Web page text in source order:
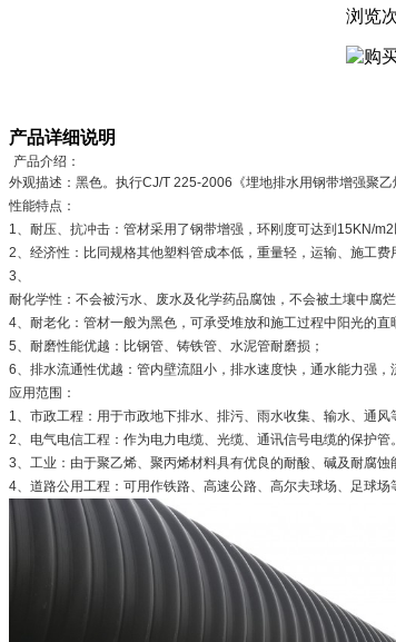
浏览
产品详细说明
产品介绍：
外观描述：黑色。执行CJ/T 225-2006《埋地排水用钢带增强聚乙
性能特点：
1、耐压、抗冲击：管材采用了钢带增强，环刚度可达到15KN/
2、经济性：比同规格其他塑料管成本低，重量轻，运输、施工费
3、
耐化学性：不会被污水、废水及化学药品腐蚀，不会被土壤中腐
4、耐老化：管材一般为黑色，可承受堆放和施工过程中阳光的直
5、耐磨性能优越：比钢管、铸铁管、水泥管耐磨损；
6、排水流通性优越：管内壁流阻小，排水速度快，通水能力强，
应用范围：
1、市政工程：用于市政地下排水、排污、雨水收集、输水、通风
2、电气电信工程：作为电力电缆、光缆、通讯信号电缆的保护管。
3、工业：由于聚乙烯、聚丙烯材料具有优良的耐酸、碱及耐腐
4、道路公用工程：可用作铁路、高速公路、高尔夫球场、足球场